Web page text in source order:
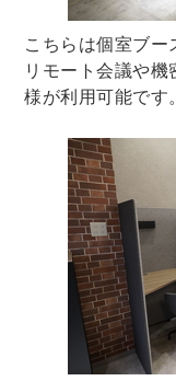
こちらは個室ブー
リモート会議や機
様が利用可能です